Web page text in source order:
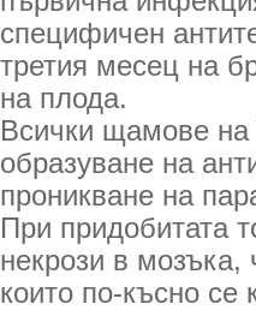
специфичен
третия месец на
на плода.
Всички щамове на
образуване на
проникване на
При придобитата
некрози в
които по-късно се